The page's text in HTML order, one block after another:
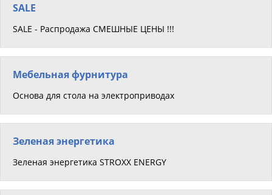
SALE
SALE - Распродажа СМЕШНЫЕ ЦЕНЫ !!!
Мебельная фурнитура
Основа для стола на электроприводах
Зеленая энергетика
Зеленая энергетика STROXX ENERGY